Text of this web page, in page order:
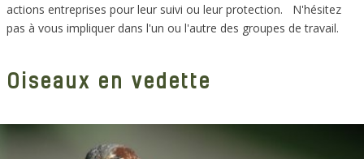
actions entreprises pour leur suivi ou leur protection. N'hésitez
pas à vous impliquer dans l'un ou l'autre des groupes de travail.
Oiseaux en vedette